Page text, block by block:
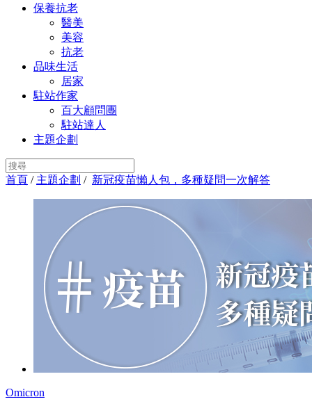
保養抗老
醫美
美容
抗老
品味生活
居家
駐站作家
百大顧問團
駐站達人
主題企劃
首頁 / 主題企劃 / 新冠疫苗懶人包，多種疑問一次解答
Omicron